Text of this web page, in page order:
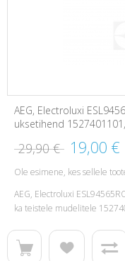
AEG, Electroluxi
uksetihend
29,90 € 19,00 €
Ole esimene, kes sellele
AEG, Electroluxi
ka teistele mudelitele